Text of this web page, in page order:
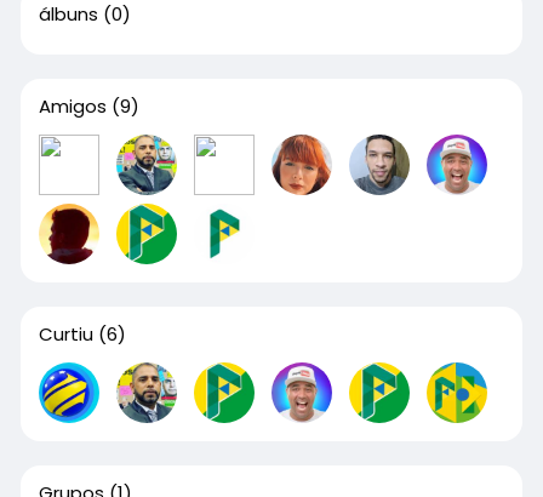
álbuns (0)
Amigos (9)
Curtiu (6)